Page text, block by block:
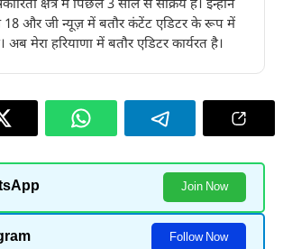
क्षेत्र में पिछले 3 साल से सक्रिय है। इन्होंने
और जी न्यूज़ में बतौर कंटेंट एडिटर के रूप में
अब मेरा हरियाणा में बतौर एडिटर कार्यरत है।
Join Now
Follow Now